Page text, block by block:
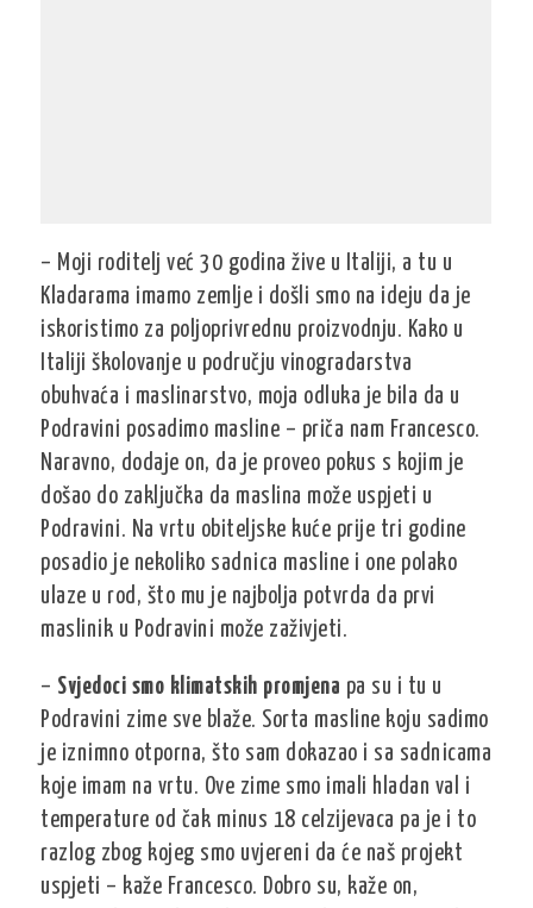
– Moji roditelj već 30 godina žive u Italiji, a tu u
Kladarama imamo zemlje i došli smo na ideju da je
iskoristimo za poljoprivrednu proizvodnju. Kako u
Italiji školovanje u području vinogradarstva
obuhvaća i maslinarstvo, moja odluka je bila da u
Podravini posadimo masline – priča nam Francesco.
Naravno, dodaje on, da je proveo pokus s kojim je
došao do zaključka da maslina može uspjeti u
Podravini. Na vrtu obiteljske kuće prije tri godine
posadio je nekoliko sadnica masline i one polako
ulaze u rod, što mu je najbolja potvrda da prvi
maslinik u Podravini može zaživjeti.
– Svjedoci smo klimatskih promjena pa su i tu u
Podravini zime sve blaže. Sorta masline koju sadimo
je iznimno otporna, što sam dokazao i sa sadnicama
koje imam na vrtu. Ove zime smo imali hladan val i
temperature od čak minus 18 celzijevaca pa je i to
razlog zbog kojeg smo uvjereni da će naš projekt
uspjeti – kaže Francesco. Dobro su, kaže on,